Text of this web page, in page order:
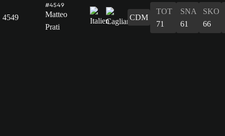
4549
#4549
Matteo
Prati
CDM
TOT
71
SNA
61
SKO
66